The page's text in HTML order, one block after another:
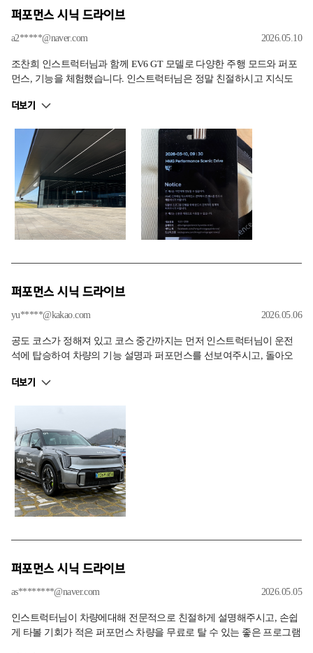
퍼포먼스 시닉 드라이브
a2*****@naver.com 2026.05.10
조찬희 인스트럭터님과 함께 EV6 GT 모델로 다양한 주행 모드와 퍼포
먼스, 기능을 체험했습니다. 인스트럭터님은 정말 친절하시고 지식도
부분까지 친절하고 자세하게 설명해 주셔서 시간이 정말 알차고 즐거
있던 궁금증 해결과 편견을 깨뜨릴 수 있는 소중한 시간이었습니다. 비
슷한 가격대의 차량들을 놓고 고민이 많았는데, 오늘 체험을 통해 어느
정도 결정을 내릴 수 있게 된 것 같습니다. 감사말씀 드립니다
더보기
퍼포먼스 시닉 드라이브
yu*****@kakao.com 2026.05.06
공도 코스가 정해져 있고 코스 중간까지는 먼저 인스트럭터님이 운전
석에 탑승하여 차량의 기능 설명과 퍼포먼스를 선보여주시고, 돌아오
자세한 설명과 현대 N과 기아의 GT 차이점을 느낄 수 있게 해준 프로그
더보기
퍼포먼스 시닉 드라이브
as********@naver.com 2026.05.05
인스트럭터님이 차량에대해 전문적으로 친절하게 설명해주시고, 손쉽
게 타볼 기회가 적은 퍼포먼스 차량을 무료로 탈 수 있는 좋은 프로그램